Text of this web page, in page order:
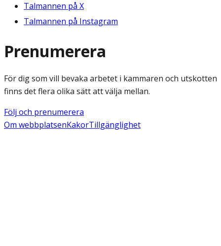
Talmannen på X
Talmannen på Instagram
Prenumerera
För dig som vill bevaka arbetet i kammaren och utskotten
finns det flera olika sätt att välja mellan.
Följ och prenumerera
Om webbplatsenKakorTillgänglighet